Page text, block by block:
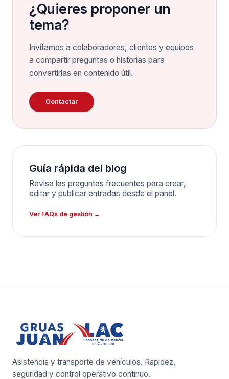
¿Quieres proponer un
tema?
Invitamos a colaboradores, clientes y equipos
a compartir preguntas o historias para
convertirlas en contenido útil.
Contactar
Guía rápida del blog
Revisa las preguntas frecuentes para crear,
editar y publicar entradas desde el panel.
Ver FAQs de gestión →
Asistencia y transporte de vehículos. Rapidez,
seguridad y control operativo continuo.